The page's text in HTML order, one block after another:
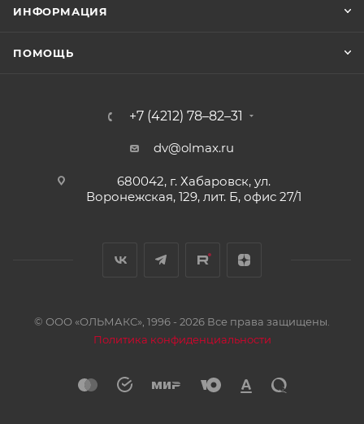
ИНФОРМАЦИЯ
ПОМОЩЬ
+7 (4212) 78–82–31
dv@olmax.ru
680042, г. Хабаровск, ул.
Воронежская, 129, лит. Б, офис 27/1
© ООО «ОЛЬМАКС», 1996 - 2026 Все права защищены.
Политика конфиденциальности